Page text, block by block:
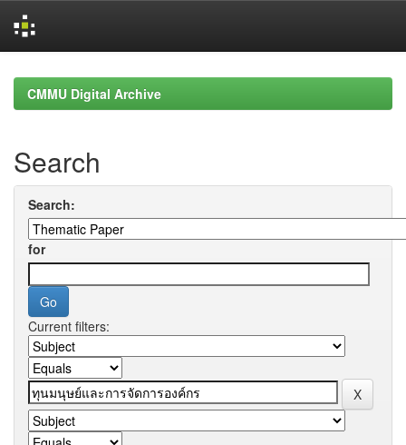
navigationCMMU Digital Archive
Search
Search:
for
Current filters: